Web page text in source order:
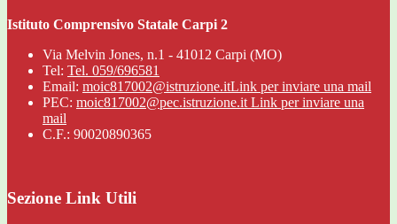
Istituto Comprensivo Statale Carpi 2
Via Melvin Jones, n.1 - 41012 Carpi (MO)
Tel: Tel. 059/696581
Email: moic817002@istruzione.itLink per inviare una mail
PEC: moic817002@pec.istruzione.it Link per inviare una
mail
C.F.: 90020890365
Sezione Link Utili